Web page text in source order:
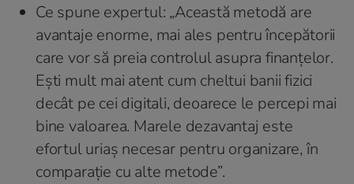
Ce spune expertul: „Această metodă are
avantaje enorme, mai ales pentru începătorii
care vor să preia controlul asupra finanțelor.
Ești mult mai atent cum cheltui banii fizici
decât pe cei digitali, deoarece le percepi mai
bine valoarea. Marele dezavantaj este
efortul uriaș necesar pentru organizare, în
comparație cu alte metode”.